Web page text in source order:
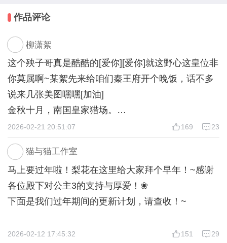
作品评论
柳潇絮
这个殃子哥真是酷酷的[爱你][爱你]就这野心这皇位非
你莫属啊~某絮先来给咱们秦王府开个晚饭，话不多
说来几张美图嘿嘿[加油]
金秋十月，南国皇家猎场。
旌旗在猎场四周猎猎作响，文武百官身着朝服，列队
相随。
高高的观猎台上，周允元端坐其上，目光投向猎场中
央，脸色阴沉，手指不自觉地摩挲着龙纹玉柄，似在
压抑着什么。
猎场中央，周殃正在热身。他挽弓搭箭，他身形挺
矢精准得令人惊叹。他嘴角微扬，带着几分得意，目
23
169
2026-02-21 20:51:07
猫与猫工作室
马上要过年啦！梨花在这里给大家拜个早年！~感谢
各位殿下对公主3的支持与厚爱！❀
下面是我们过年期间的更新计划，请查收！~
春节期间更新规划：
29
151
2026-02-12 17:45:32